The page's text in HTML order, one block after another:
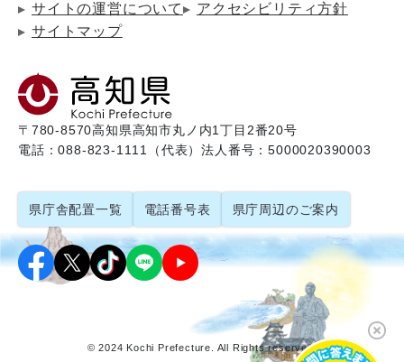
サイトの運営について
アクセシビリティ方針
サイトマップ
〒780-8570高知県高知市丸ノ内1丁目2番20号
電話：088-823-1111（代表）法人番号：5000020390003
県庁舎配置一覧 電話番号表 県庁周辺のご案内
© 2024 Kochi Prefecture. All Rights reserved.